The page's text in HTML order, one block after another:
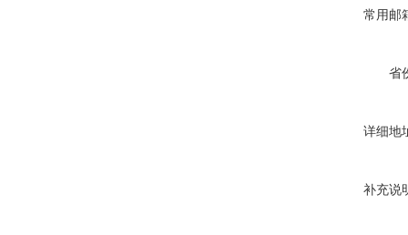
常用邮
省
详细地
补充说